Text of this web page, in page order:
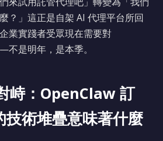
？」這正是自架 AI 代理平台所回
業實踐者受眾現在需要對
是明年，是本季。
：OpenClaw 訂
技術堆疊意味著什麼